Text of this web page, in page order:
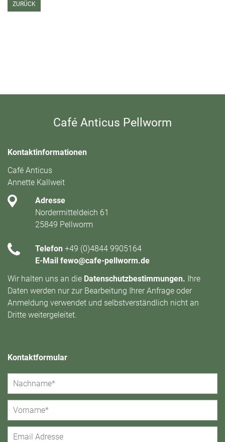
ZURÜCK
Café Anticus Pellworm
Kontaktinformationen
Café Anticus
Annette Kallweit
Adresse
Nordermitteldeich 61
25849 Pellworm
Telefon +49 (0)4844 9905164
E-Mail fewo@cafe-pellworm.de
Wir halten uns an die Datenschutzbestimmungen. Ihre
Daten werden nur zur Bearbeitung Ihrer Anfrage oder
Anmeldung verwendet und selbstverständlich nicht an
Dritte weitergeleitet.
Kontaktformular